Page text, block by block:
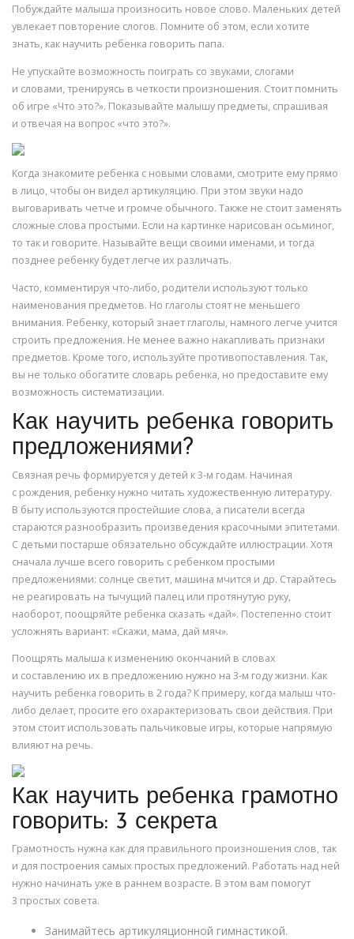
Побуждайте малыша произносить новое слово. Маленьких детей
увлекает повторение слогов. Помните об этом, если хотите
знать, как научить ребенка говорить папа.
Не упускайте возможность поиграть со звуками, слогами
и словами, тренируясь в четкости произношения. Стоит помнить
об игре «Что это?». Показывайте малышу предметы, спрашивая
и отвечая на вопрос «что это?».
Когда знакомите ребенка с новыми словами, смотрите ему прямо
в лицо, чтобы он видел артикуляцию. При этом звуки надо
выговаривать четче и громче обычного. Также не стоит заменять
сложные слова простыми. Если на картинке нарисован осьминог,
то так и говорите. Называйте вещи своими именами, и тогда
позднее ребенку будет легче их различать.
Часто, комментируя что-либо, родители используют только
наименования предметов. Но глаголы стоят не меньшего
внимания. Ребенку, который знает глаголы, намного легче учится
строить предложения. Не менее важно накапливать признаки
предметов. Кроме того, используйте противопоставления. Так,
вы не только обогатите словарь ребенка, но предоставите ему
возможность систематизации.
Как научить ребенка говорить
предложениями?
Связная речь формируется у детей к 3-м годам. Начиная
с рождения, ребенку нужно читать художественную литературу.
В быту используются простейшие слова, а писатели всегда
стараются разнообразить произведения красочными эпитетами.
С детьми постарше обязательно обсуждайте иллюстрации. Хотя
сначала лучше всего говорить с ребенком простыми
предложениями: солнце светит, машина мчится и др. Старайтесь
не реагировать на тычущий палец или протянутую руку,
наоборот, поощряйте ребенка сказать «дай». Постепенно стоит
усложнять вариант: «Скажи, мама, дай мяч».
Поощрять малыша к изменению окончаний в словах
и составлению их в предложению нужно на 3-м году жизни. Как
научить ребенка говорить в 2 года? К примеру, когда малыш что-
либо делает, просите его охарактеризовать свои действия. При
этом стоит использовать пальчиковые игры, которые напрямую
влияют на речь.
Как научить ребенка грамотно
говорить: 3 секрета
Грамотность нужна как для правильного произношения слов, так
и для построения самых простых предложений. Работать над ней
нужно начинать уже в раннем возрасте. В этом вам помогут
3 простых совета.
Занимайтесь артикуляционной гимнастикой.